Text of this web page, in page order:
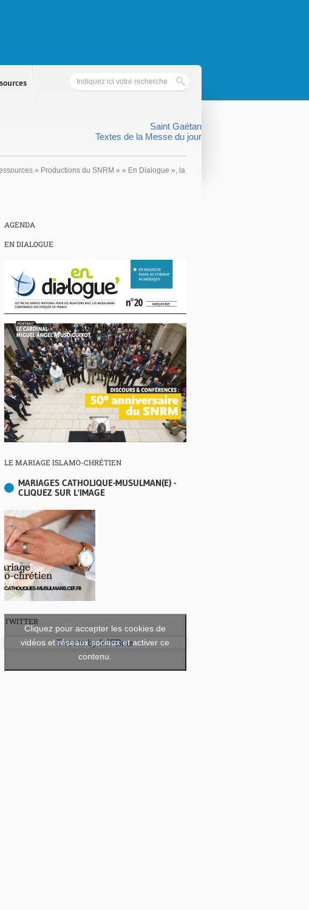
Saint Gaétan
Textes de la Messe du jour
» Productions du SNRM » « En Dialogue », la
AGENDA
EN DIALOGUE
LE MARIAGE ISLAMO-CHRÉTIEN
MARIAGES CATHOLIQUE-MUSULMAN(E) -
CLIQUEZ SUR L'IMAGE
TWITTER
Tweets by frJFBour
Cliquez pour accepter les cookies de
vidéos et réseaux sociaux et activer ce
contenu.